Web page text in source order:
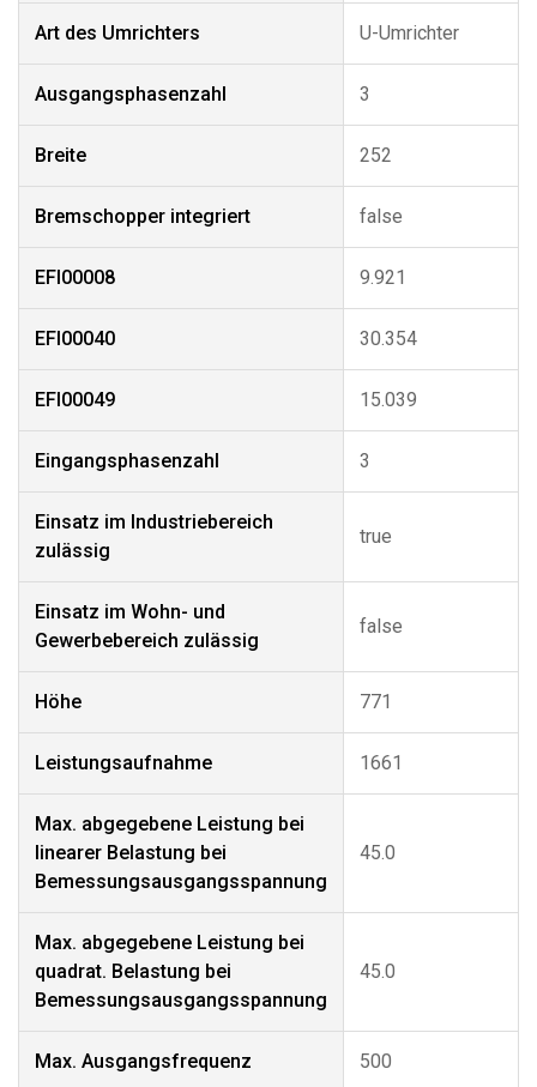
Art des Umrichters U-Umrichter
Ausgangsphasenzahl 3
Breite 252
Bremschopper integriert false
EFI00008 9.921
EFI00040 30.354
EFI00049 15.039
Eingangsphasenzahl 3
Einsatz im Industriebereich
zulässig
true
Einsatz im Wohn- und
Gewerbebereich zulässig
false
Höhe 771
Leistungsaufnahme 1661
Max. abgegebene Leistung bei
linearer Belastung bei
Bemessungsausgangsspannung
45.0
Max. abgegebene Leistung bei
quadrat. Belastung bei
Bemessungsausgangsspannung
45.0
Max. Ausgangsfrequenz 500